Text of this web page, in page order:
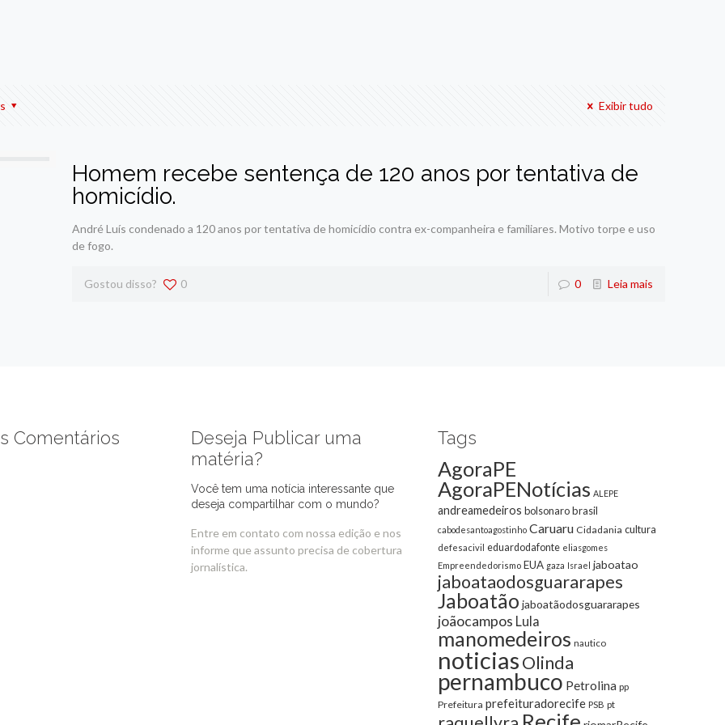
Exibir tudo
Homem recebe sentença de 120 anos por tentativa de
homicídio.
André Luís condenado a 120 anos por tentativa de homicídio contra ex-companheira e familiares. Motivo torpe e uso
de fogo.
Gostou disso? 0 0 Leia mais
Comentários
Deseja Publicar uma
matéria?
Você tem uma notícia interessante que
deseja compartilhar com o mundo?
Entre em contato com nossa edição e nos
informe que assunto precisa de cobertura
jornalística.
Tags
AgoraPE
AgoraPENotícias ALEPE
andreamedeiros bolsonarobrasil
cabodesantoagostinho Caruaru Cidadania cultura
defesacivil eduardodafonte eliasgomes
Empreendedorismo EUA gaza Israel jaboatao
jaboataodosguararapes
Jaboatão jaboatãodosguararapes
joãocampos Lula
manomedeiros nautico
noticiasOlinda
pernambuco Petrolina pp
Prefeitura prefeituradorecife PSB pt